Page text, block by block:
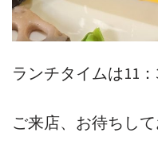
ランチタイムは11
ご来店、お待ちして